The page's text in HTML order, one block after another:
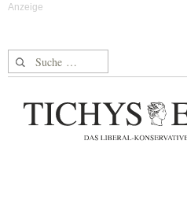
Suche nach: